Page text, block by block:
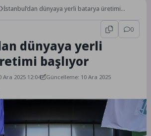
İstanbul’dan dünyaya yerli batarya üretimi
0
dünyaya yerli
başlıyor
Ara 2025 12:04
Güncelleme: 10 Ara 2025